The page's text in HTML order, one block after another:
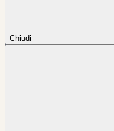
Chiudi